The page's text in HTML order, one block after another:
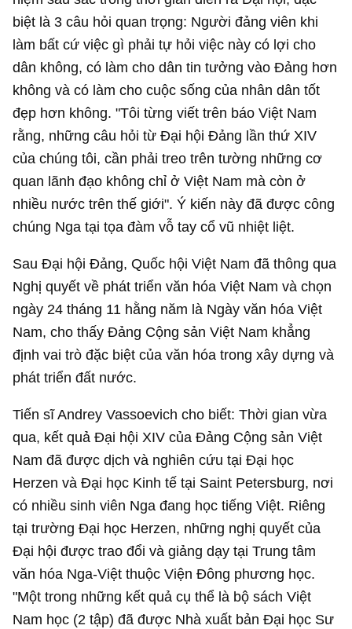
biệt là 3 câu hỏi quan trọng: Người đảng viên khi
làm bất cứ việc gì phải tự hỏi việc này có lợi cho
dân không, có làm cho dân tin tưởng vào Đảng hơn
không và có làm cho cuộc sống của nhân dân tốt
đẹp hơn không. "Tôi từng viết trên báo Việt Nam
rằng, những câu hỏi từ Đại hội Đảng lần thứ XIV
của chúng tôi, cần phải treo trên tường những cơ
quan lãnh đạo không chỉ ở Việt Nam mà còn ở
nhiều nước trên thế giới". Ý kiến này đã được công
chúng Nga tại tọa đàm vỗ tay cổ vũ nhiệt liệt.
Sau Đại hội Đảng, Quốc hội Việt Nam đã thông qua
Nghị quyết về phát triển văn hóa Việt Nam và chọn
ngày 24 tháng 11 hằng năm là Ngày văn hóa Việt
Nam, cho thấy Đảng Cộng sản Việt Nam khẳng
định vai trò đặc biệt của văn hóa trong xây dựng và
phát triển đất nước.
Tiến sĩ Andrey Vassoevich cho biết: Thời gian vừa
qua, kết quả Đại hội XIV của Đảng Cộng sản Việt
Nam đã được dịch và nghiên cứu tại Đại học
Herzen và Đại học Kinh tế tại Saint Petersburg, nơi
có nhiều sinh viên Nga đang học tiếng Việt. Riêng
tại trường Đại học Herzen, những nghị quyết của
Đại hội được trao đổi và giảng dạy tại Trung tâm
văn hóa Nga-Việt thuộc Viện Đông phương học.
"Một trong những kết quả cụ thể là bộ sách Việt
Nam học (2 tập) đã được Nhà xuất bản Đại học Sư